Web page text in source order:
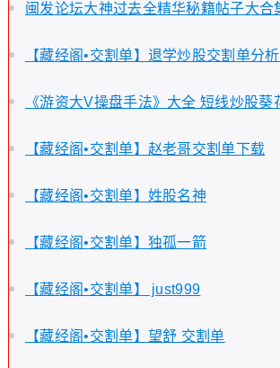
闽发论坛大神过去全精华秘籍帖子大合
【藏经阁•交割单】退学炒股交割单分
《游资大V操盘手法》大全 短线炒股葵
【藏经阁•交割单】赵老哥交割单下载
【藏经阁•交割单】姓股名神
【藏经阁•交割单】独孤一箭
【藏经阁•交割单】 just999
【藏经阁•交割单】望舒 交割单